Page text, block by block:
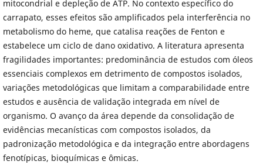
mitocondrial e depleção de ATP. No contexto específico do
carrapato, esses efeitos são amplificados pela interferência no
metabolismo do heme, que catalisa reações de Fenton e
estabelece um ciclo de dano oxidativo. A literatura apresenta
fragilidades importantes: predominância de estudos com óleos
essenciais complexos em detrimento de compostos isolados,
variações metodológicas que limitam a comparabilidade entre
estudos e ausência de validação integrada em nível de
organismo. O avanço da área depende da consolidação de
evidências mecanísticas com compostos isolados, da
padronização metodológica e da integração entre abordagens
fenotípicas, bioquímicas e ômicas.